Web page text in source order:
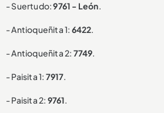
- Suertudo:9761 - León.
- Antioqueñita 1: 6422.
- Antioqueñita 2: 7749.
- Paisita 1: 7917.
- Paisita 2: 9761.